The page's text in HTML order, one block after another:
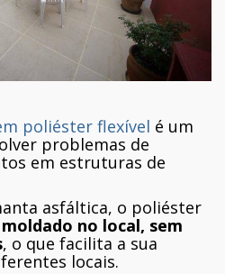
poliéster flexível é um
problemas de
em estruturas de
asfáltica, o poliéster
moldado no local, sem
, o que facilita a sua
locais.